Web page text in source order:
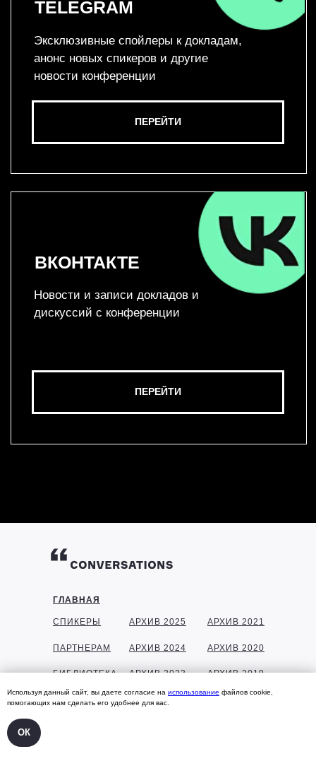
Используя данный сайт, вы даете согласие на использование файлов cookie,
помогающих нам сделать его удобнее для вас.
ОК
ГЛАВНАЯ
СПИКЕРЫ
ПАРТНЕРАМ
БИБЛИОТЕКА
ГАЛЕРЕЯ
АРХИВ 2025
АРХИВ 2024
АРХИВ 2023
АРХИВ 2022
АРХИВ 2021
АРХИВ 2020
АРХИВ 2019
АРХИВ 2018